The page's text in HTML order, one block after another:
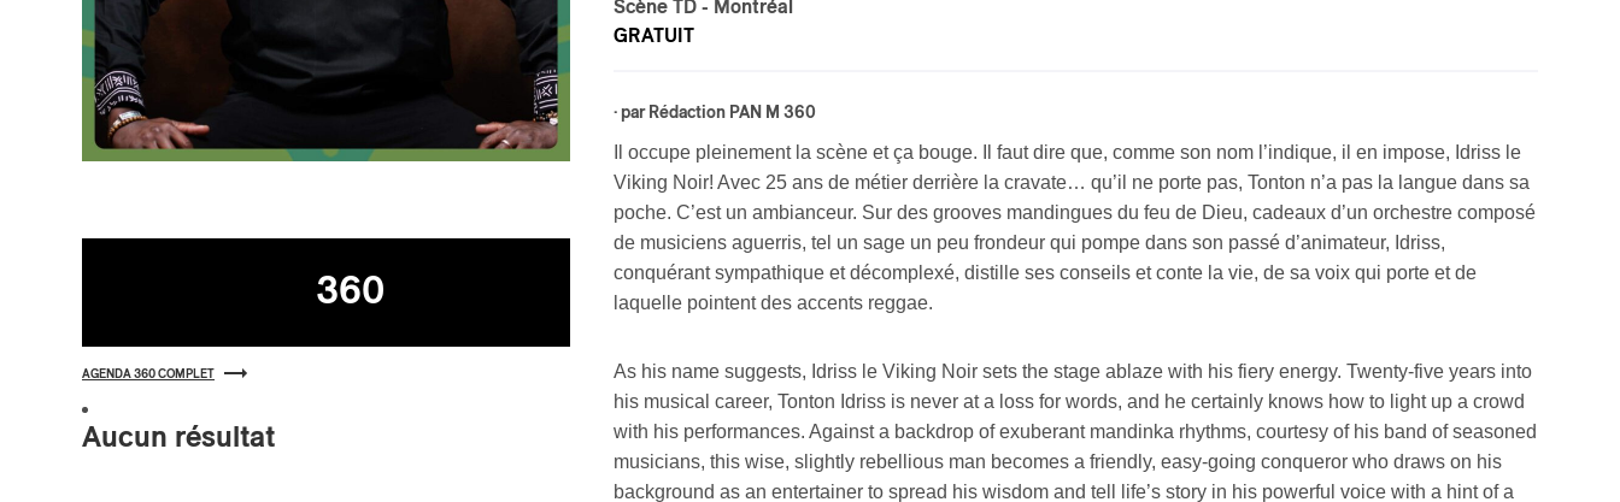
360
AGENDA 360 COMPLET
Aucun résultat
Scène TD - Montréal
GRATUIT
· par Rédaction PAN M 360
Il occupe pleinement la scène et ça bouge. Il faut dire que, comme son nom l’indique, il en impose, Idriss le
Viking Noir! Avec 25 ans de métier derrière la cravate… qu’il ne porte pas, Tonton n’a pas la langue dans sa
poche. C’est un ambianceur. Sur des grooves mandingues du feu de Dieu, cadeaux d’un orchestre composé
de musiciens aguerris, tel un sage un peu frondeur qui pompe dans son passé d’animateur, Idriss,
conquérant sympathique et décomplexé, distille ses conseils et conte la vie, de sa voix qui porte et de
laquelle pointent des accents reggae.
As his name suggests, Idriss le Viking Noir sets the stage ablaze with his fiery energy. Twenty-five years into
his musical career, Tonton Idriss is never at a loss for words, and he certainly knows how to light up a crowd
with his performances. Against a backdrop of exuberant mandinka rhythms, courtesy of his band of seasoned
musicians, this wise, slightly rebellious man becomes a friendly, easy-going conqueror who draws on his
background as an entertainer to spread his wisdom and tell life’s story in his powerful voice with a hint of a